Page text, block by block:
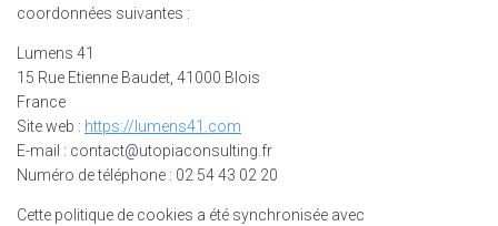
coordonnées suivantes :
Lumens 41
15 Rue Etienne Baudet, 41000 Blois
France
Site web : https://lumens41.com
E-mail : contact@utopiaconsulting.fr
Numéro de téléphone : 02 54 43 02 20
Cette politique de cookies a été synchronisée avec